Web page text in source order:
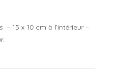
15 x 10 cm à l’intérieur –